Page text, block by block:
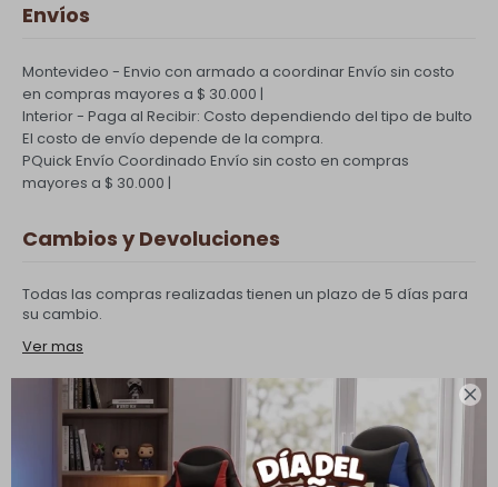

Envíos
Montevideo - Envio con armado a coordinarEnvío sin costo
en compras mayores a $ 30.000 |
Interior - Paga al Recibir: Costo dependiendo del tipo de bulto
El costo de envío depende de la compra.
PQuick Envío Coordinado Envío sin costo en compras
mayores a $ 30.000 |
Cambios y Devoluciones
Todas las compras realizadas tienen un plazo de 5 días para
su cambio.
Ver mas
Medios de pago